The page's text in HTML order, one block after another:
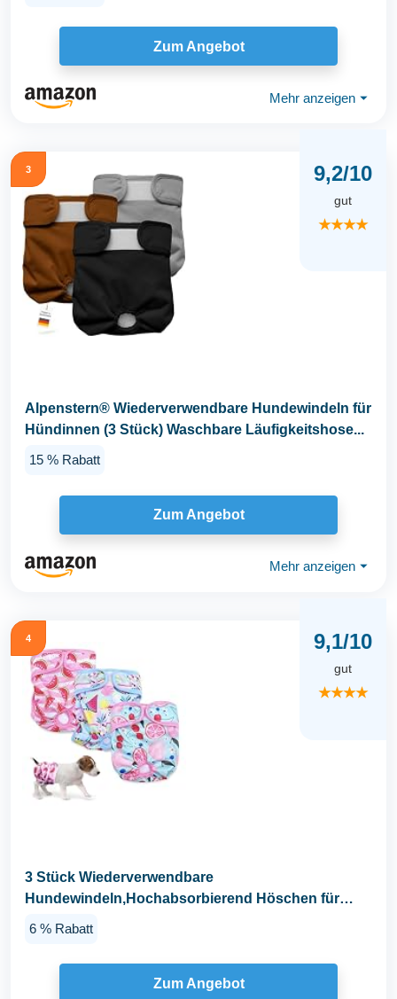
Zum Angebot
Mehr anzeigen ⏷
3 9,2/10
gut
★★★★
Alpenstern® Wiederverwendbare Hundewindeln für
Hündinnen (3 Stück) Waschbare Läufigkeitshose...
15 % Rabatt
Zum Angebot
Mehr anzeigen ⏷
4 9,1/10
gut
★★★★
3 Stück Wiederverwendbare
Hundewindeln,Hochabsorbierend Höschen für
6 % Rabatt
Zum Angebot